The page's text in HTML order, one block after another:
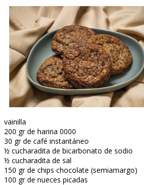
vainilla
200 gr de harina 0000
30 gr de café instantáneo
½ cucharadita de bicarbonato de sodio
½ cucharadita de sal
150 gr de chips chocolate (semiamargo)
100 gr de nueces picadas